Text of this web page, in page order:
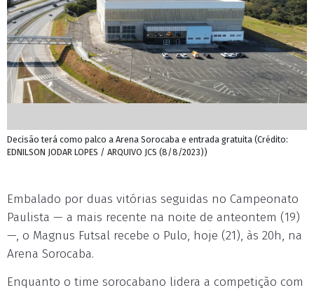
Decisão terá como palco a Arena Sorocaba e entrada gratuita (Crédito:
EDNILSON JODAR LOPES / ARQUIVO JCS (8/8/2023))
Embalado por duas vitórias seguidas no Campeonato
Paulista — a mais recente na noite de anteontem (19)
—, o Magnus Futsal recebe o Pulo, hoje (21), às 20h, na
Arena Sorocaba.
Enquanto o time sorocabano lidera a competição com